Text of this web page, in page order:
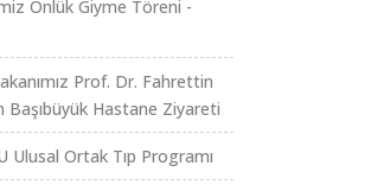
Önlük Giyme Töreni -
Prof. Dr. Fahrettin
Başıbüyük Hastane Ziyareti
Ulusal Ortak Tıp Programı